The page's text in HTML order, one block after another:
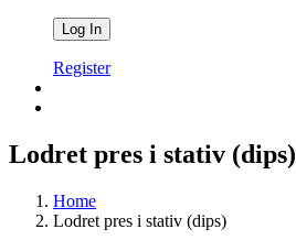
Register
Lodret pres i stativ (dips)
Home
Lodret pres i stativ (dips)